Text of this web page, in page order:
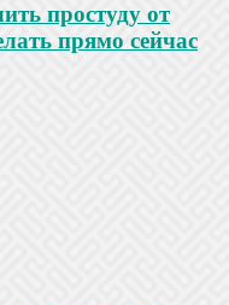
простуду от
прямо сейчас